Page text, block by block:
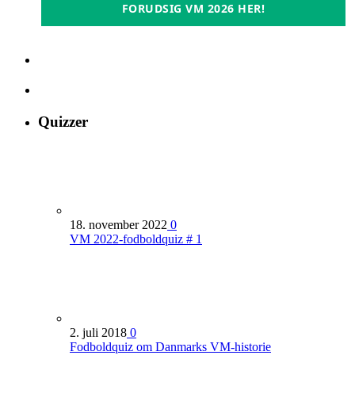
FORUDSIG VM 2026 HER!
Quizzer
18. november 2022 0
VM 2022-fodboldquiz # 1
2. juli 2018 0
Fodboldquiz om Danmarks VM-historie